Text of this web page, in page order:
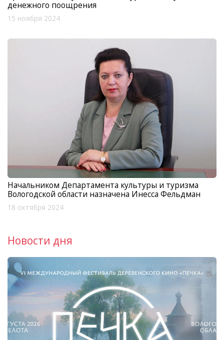
денежного поощрения
15 ноября 2024
Начальником Департамента культуры и туризма
Вологодской области назначена Инесса Фельдман
18 октября 2024
Новости дня